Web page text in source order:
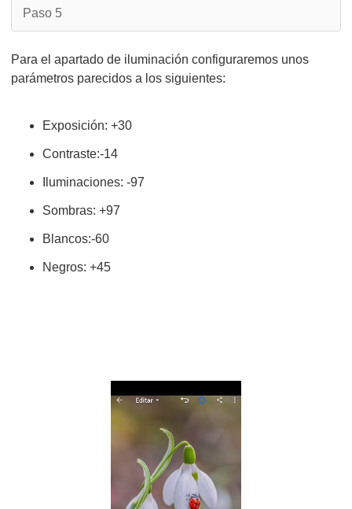
Paso 5
Para el apartado de iluminación configuraremos unos
parámetros parecidos a los siguientes:
Exposición: +30
Contraste:-14
Iluminaciones: -97
Sombras: +97
Blancos:-60
Negros: +45